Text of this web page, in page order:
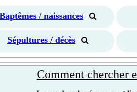
Baptêmes / naissances
Sépultures / décès
Comment chercher